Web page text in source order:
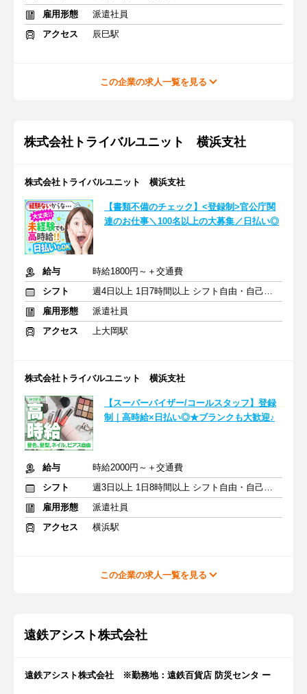
雇用形態
派遣社員
アクセス
辰巳駅
この企業の求人一覧を見る
株式会社トライバルユニット 横浜支社
株式会社トライバルユニット 横浜支社
【書類不備のチェック】<登録制>官公庁関
連のお仕事＼100名以上の大募集／日払い◎
給与
時給1800円～＋交通費
シフト
週4日以上 1日7時間以上 シフト自由・自己申告
雇用形態
派遣社員
アクセス
上大岡駅
株式会社トライバルユニット 横浜支社
【スーパーバイザー/コールスタッフ】登録
制｜高時給×日払い◎★ブランクも大歓迎♪
給与
時給2000円～＋交通費
シフト
週3日以上 1日8時間以上 シフト自由・自己申告
雇用形態
派遣社員
アクセス
横浜駅
この企業の求人一覧を見る
遠鉄アシスト株式会社
遠鉄アシスト株式会社 ※勤務地：遠鉄百貨店 防災センタ ー